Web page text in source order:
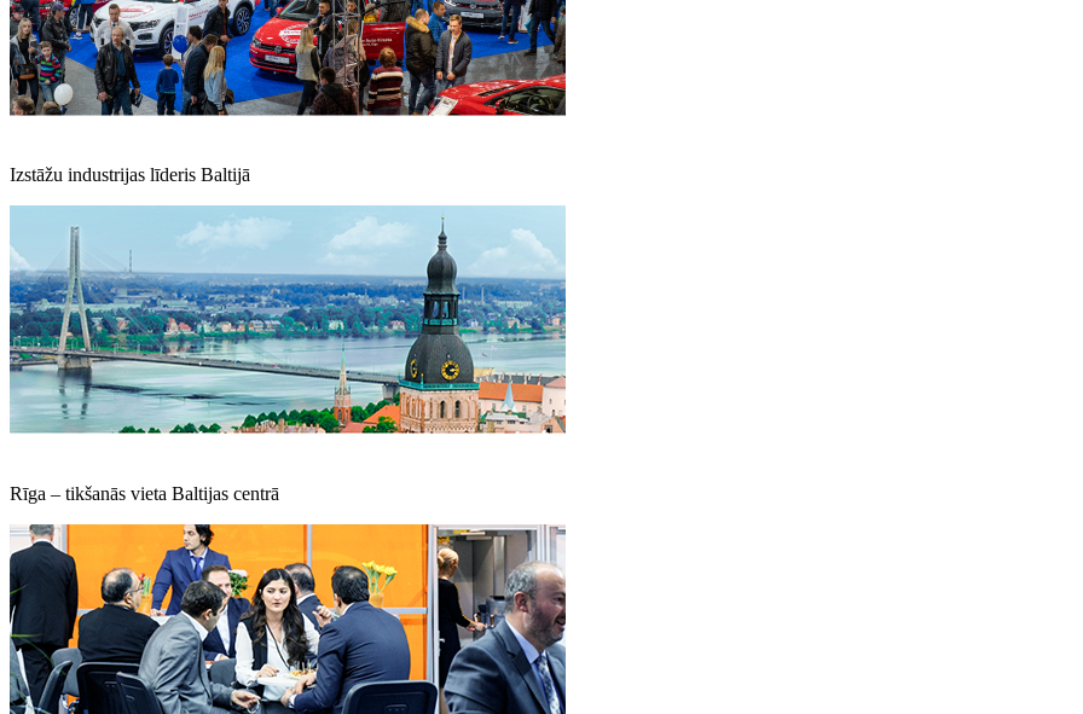
Izstāžu industrijas līderis Baltijā
Rīga – tikšanās vieta Baltijas centrā